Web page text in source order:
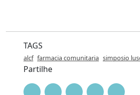
TAGS
alcf farmacia comunitaria simposio
Partilhe